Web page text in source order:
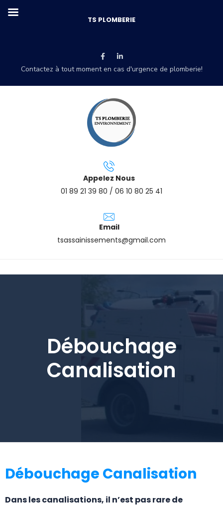
Contactez à tout moment en cas d'urgence de plomberie!
Appelez Nous
01 89 21 39 80 / 06 10 80 25 41
Email
tsassainissements@gmail.com
Débouchage
Canalisation
Débouchage Canalisation
Dans les canalisations, il n’est pas rare de
TS PLOMBERIE